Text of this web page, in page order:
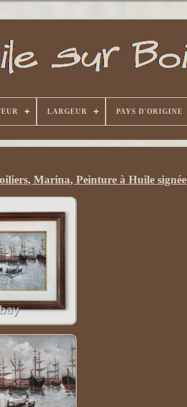
LARGEUR PAYS D'ORIGINE
Marina, Peinture à Huile signée